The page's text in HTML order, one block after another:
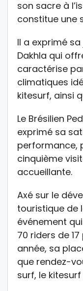
son sacre à
constitue une
Il a exprimé
Dakhla qui
caractérise
climatiques
kitesurf, ainsi
Le Brésilien
exprimé sa
performance,
cinquième
accueillante.
Axé sur le
touristique de
événement
70 riders de
année, sa
que rendez-
surf, le